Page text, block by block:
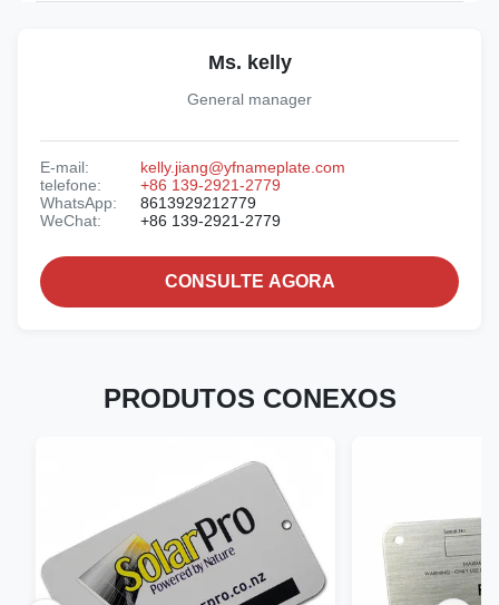
Ms. kelly
General manager
E-mail:
kelly.jiang@yfnameplate.com
telefone:
+86 139-2921-2779
WhatsApp:
8613929212779
WeChat:
+86 139-2921-2779
CONSULTE AGORA
PRODUTOS CONEXOS